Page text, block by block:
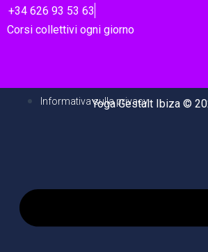
+34 626 93 53 63
Corsi collettivi ogni giorno
Yoga Gestalt Ibiza ©
Informativa sulla privacy